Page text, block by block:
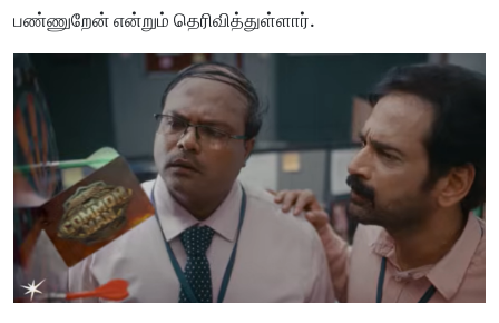
பண்ணுறேன் என்றும் தெரிவித்துள்ளார்.